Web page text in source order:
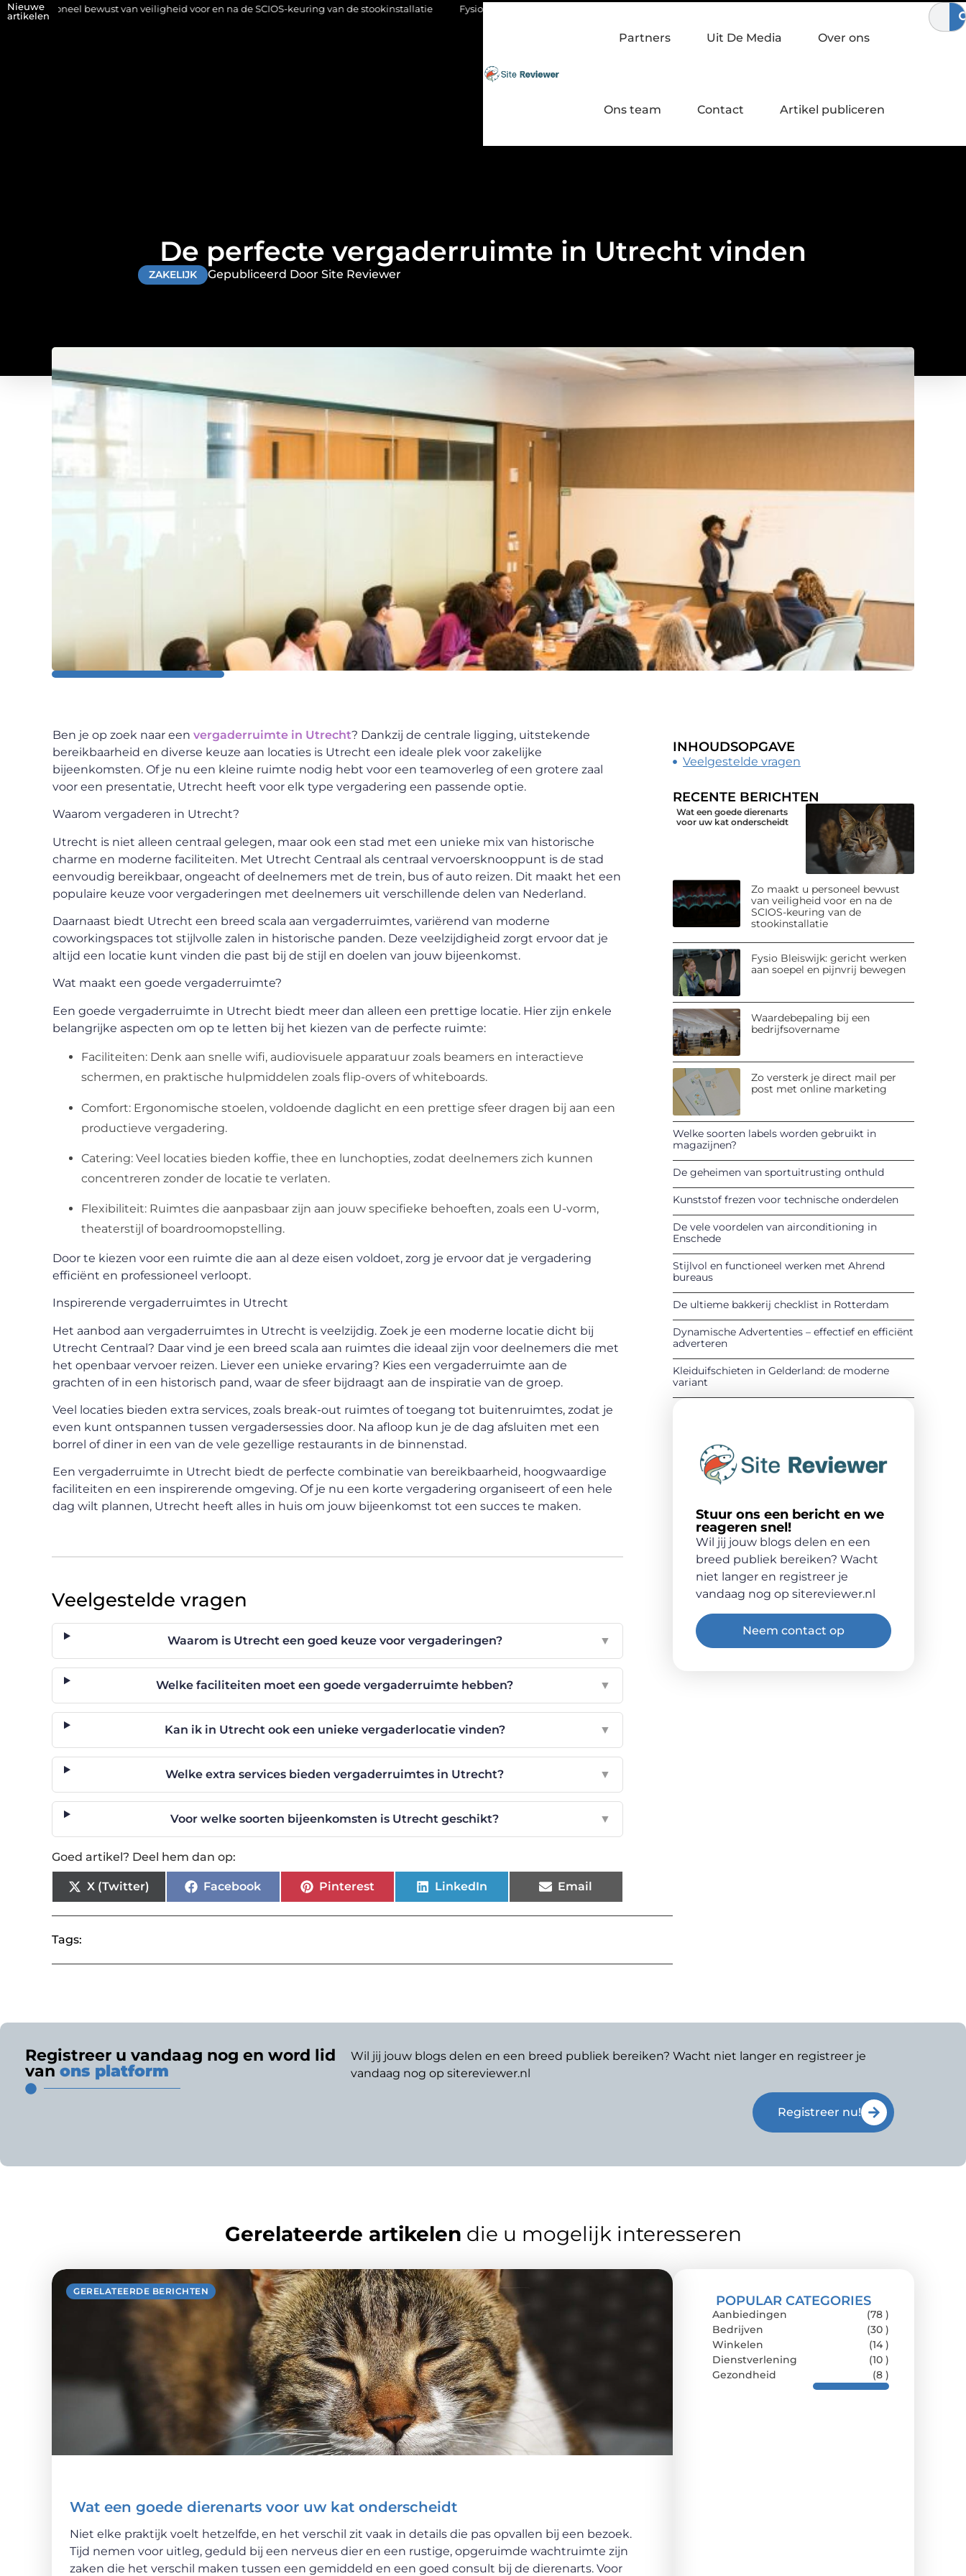
Nieuwe
artikelen
van veiligheid voor en na de SCIOS-keuring van de stookinstallatie Fysio Bleiswijk: gericht werken aan soepel en pijnvrij bewegen Zo
Partners Uit De Media Over ons
Ons team Contact Artikel publiceren
De perfecte vergaderruimte in Utrecht vinden
ZAKELIJK Gepubliceerd Door Site Reviewer
Ben je op zoek naar een vergaderruimte in Utrecht? Dankzij de centrale ligging, uitstekende
bereikbaarheid en diverse keuze aan locaties is Utrecht een ideale plek voor zakelijke
bijeenkomsten. Of je nu een kleine ruimte nodig hebt voor een teamoverleg of een grotere zaal
voor een presentatie, Utrecht heeft voor elk type vergadering een passende optie.
Waarom vergaderen in Utrecht?
Utrecht is niet alleen centraal gelegen, maar ook een stad met een unieke mix van historische
charme en moderne faciliteiten. Met Utrecht Centraal als centraal vervoersknooppunt is de stad
eenvoudig bereikbaar, ongeacht of deelnemers met de trein, bus of auto reizen. Dit maakt het een
populaire keuze voor vergaderingen met deelnemers uit verschillende delen van Nederland.
Daarnaast biedt Utrecht een breed scala aan vergaderruimtes, variërend van moderne
coworkingspaces tot stijlvolle zalen in historische panden. Deze veelzijdigheid zorgt ervoor dat je
altijd een locatie kunt vinden die past bij de stijl en doelen van jouw bijeenkomst.
Wat maakt een goede vergaderruimte?
Een goede vergaderruimte in Utrecht biedt meer dan alleen een prettige locatie. Hier zijn enkele
belangrijke aspecten om op te letten bij het kiezen van de perfecte ruimte:
Faciliteiten: Denk aan snelle wifi, audiovisuele apparatuur zoals beamers en interactieve
schermen, en praktische hulpmiddelen zoals flip-overs of whiteboards.
Comfort: Ergonomische stoelen, voldoende daglicht en een prettige sfeer dragen bij aan een
productieve vergadering.
Catering: Veel locaties bieden koffie, thee en lunchopties, zodat deelnemers zich kunnen
concentreren zonder de locatie te verlaten.
Flexibiliteit: Ruimtes die aanpasbaar zijn aan jouw specifieke behoeften, zoals een U-vorm,
theaterstijl of boardroomopstelling.
Door te kiezen voor een ruimte die aan al deze eisen voldoet, zorg je ervoor dat je vergadering
efficiënt en professioneel verloopt.
Inspirerende vergaderruimtes in Utrecht
Het aanbod aan vergaderruimtes in Utrecht is veelzijdig. Zoek je een moderne locatie dicht bij
Utrecht Centraal? Daar vind je een breed scala aan ruimtes die ideaal zijn voor deelnemers die met
het openbaar vervoer reizen. Liever een unieke ervaring? Kies een vergaderruimte aan de
grachten of in een historisch pand, waar de sfeer bijdraagt aan de inspiratie van de groep.
Veel locaties bieden extra services, zoals break-out ruimtes of toegang tot buitenruimtes, zodat je
even kunt ontspannen tussen vergadersessies door. Na afloop kun je de dag afsluiten met een
borrel of diner in een van de vele gezellige restaurants in de binnenstad.
Een vergaderruimte in Utrecht biedt de perfecte combinatie van bereikbaarheid, hoogwaardige
faciliteiten en een inspirerende omgeving. Of je nu een korte vergadering organiseert of een hele
dag wilt plannen, Utrecht heeft alles in huis om jouw bijeenkomst tot een succes te maken.
Veelgestelde vragen
Waarom is Utrecht een goed keuze voor vergaderingen? ▼
Welke faciliteiten moet een goede vergaderruimte hebben? ▼
Kan ik in Utrecht ook een unieke vergaderlocatie vinden? ▼
Welke extra services bieden vergaderruimtes in Utrecht? ▼
Voor welke soorten bijeenkomsten is Utrecht geschikt? ▼
Goed artikel? Deel hem dan op:
X (Twitter) Facebook Pinterest LinkedIn Email
Tags:
INHOUDSOPGAVE
Veelgestelde vragen
RECENTE BERICHTEN
Wat een goede dierenarts
voor uw kat onderscheidt
Zo maakt u personeel bewust
van veiligheid voor en na de
SCIOS-keuring van de
stookinstallatie
Fysio Bleiswijk: gericht werken
aan soepel en pijnvrij bewegen
Waardebepaling bij een
bedrijfsovername
Zo versterk je direct mail per
post met online marketing
Welke soorten labels worden gebruikt in
magazijnen?
De geheimen van sportuitrusting onthuld
Kunststof frezen voor technische onderdelen
De vele voordelen van airconditioning in
Enschede
Stijlvol en functioneel werken met Ahrend
bureaus
De ultieme bakkerij checklist in Rotterdam
Dynamische Advertenties – effectief en efficiënt
adverteren
Kleiduifschieten in Gelderland: de moderne
variant
Stuur ons een bericht en we
reageren snel!
Wil jij jouw blogs delen en een
breed publiek bereiken? Wacht
niet langer en registreer je
vandaag nog op sitereviewer.nl
Neem contact op
Registreer u vandaag nog en word lid
van ons platform
Wil jij jouw blogs delen en een breed publiek bereiken? Wacht niet langer en registreer je
vandaag nog op sitereviewer.nl
Registreer nu!
Gerelateerde artikelen die u mogelijk interesseren
GERELATEERDE BERICHTEN
Wat een goede dierenarts voor uw kat onderscheidt
Niet elke praktijk voelt hetzelfde, en het verschil zit vaak in details die pas opvallen bij een bezoek.
Tijd nemen voor uitleg, geduld bij een nerveus dier en een rustige, opgeruimde wachtruimte zijn
zaken die het verschil maken tussen een gemiddeld en een goed consult bij de dierenarts. Voor
POPULAR CATEGORIES
Aanbiedingen
(78 )
Bedrijven
(30 )
Winkelen
(14 )
Dienstverlening
(10 )
Gezondheid
(8 )